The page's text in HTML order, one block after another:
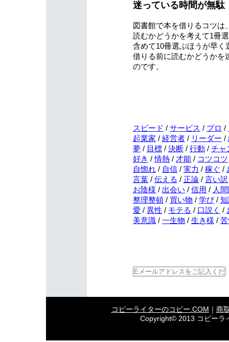
迷っている時間が無駄
図書館で本を借りるコツは
読むかどうかを考えて1冊
含めて10冊選ぶほうが早く
借りる前に読むかどうかを
のです。
スピード / サービス / プロ /
起業家 / 経営者 / リーダー /
夢 / 目標 / 決断 / 行動 / チャ
好き /情熱 / 才能 / コツコツ
自惚れ / 自信 / 実力 / 稼ぐ /
言葉 / 伝える / 正論 / 言い訳
お陰様 / 出会い / 信用 / 人
整理整頓 / 買い物 / 学び/
愛 / 異性 / モテる / 口説く /
美意識 / 一生物 / 生き様 /
コピーライターのコピー.COM ｜ 商
Copyright© 2013 コピーラ